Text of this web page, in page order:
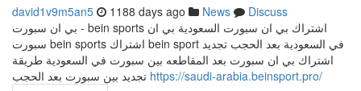
david1v9m5an5 1188 days ago News
Discuss
بي ان سبورت - bein sports اشتراك بي ان سبورت السعودية بي ان
سبورت bein sports اشتراك bein sport في السعودية بعد الحجب تجديد
اشتراك بي ان سبورت بعد المقاطعه بين سبورت في السعودية طريقة
https://saudi-arabia.beinsport.pro/